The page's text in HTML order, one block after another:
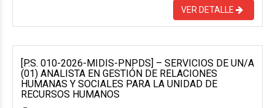
VER DETALLE
[P.S. 010-2026-MIDIS-PNPDS] – SERVICIOS DE UN/A
(01) ANALISTA EN GESTIÓN DE RELACIONES
HUMANAS Y SOCIALES PARA LA UNIDAD DE
RECURSOS HUMANOS